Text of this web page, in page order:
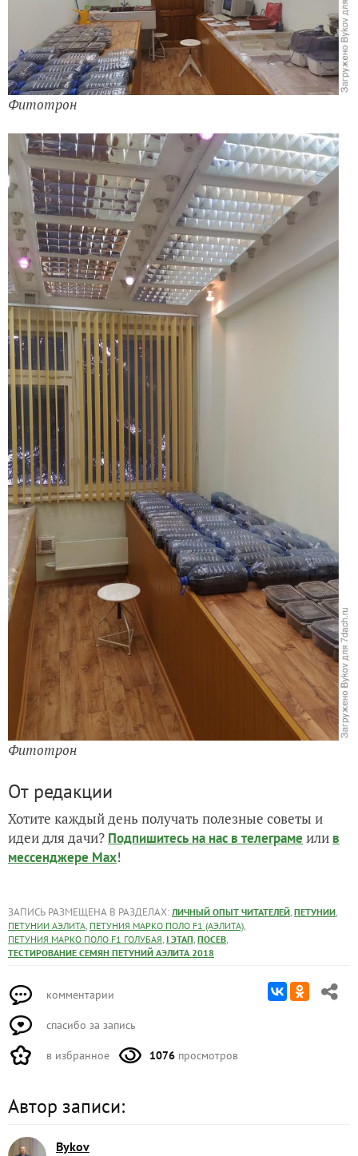
Фитотрон
Фитотрон
От редакции
Хотите каждый день получать полезные советы и
идеи для дачи? Подпишитесь на нас в телеграме или в
мессенджере Max!
ЗАПИСЬ РАЗМЕЩЕНА В РАЗДЕЛАХ: ЛИЧНЫЙ ОПЫТ ЧИТАТЕЛЕЙ, ПЕТУНИИ,
ПЕТУНИИ АЭЛИТА, ПЕТУНИЯ МАРКО ПОЛО F1 (АЭЛИТА),
ПЕТУНИЯ МАРКО ПОЛО F1 ГОЛУБАЯ, I ЭТАП, ПОСЕВ,
ТЕСТИРОВАНИЕ СЕМЯН ПЕТУНИЙ АЭЛИТА 2018
комментарии
спасибо за запись
в избранное 1076 просмотров
Автор записи:
Bykov